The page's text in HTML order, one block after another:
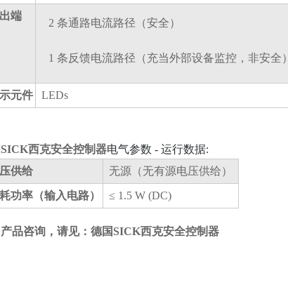
端
2 条通路电流路径（安全）
1 条反馈电流路径（充当外部设备监控，非安全）
元件 LEDs
西克安全控制器电气参数 - 运行数据:
供给
无源（无有源电压供给）
功率（输入电路） ≤ 1.5 W (DC)
品咨询，请见： 德国SICK西克安全控制器